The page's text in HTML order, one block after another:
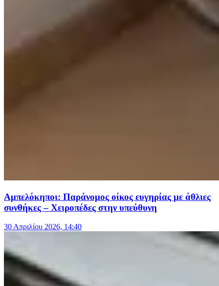
Αμπελόκηποι: Παράνομος οίκος ευγηρίας με άθλιες
συνθήκες – Χειροπέδες στην υπεύθυνη
30 Απριλίου 2026, 14:40